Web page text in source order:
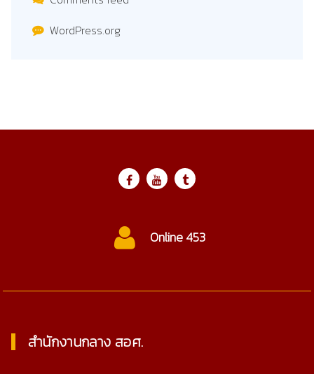
WordPress.org
Online 453
สำนักงานกลาง สอศ.